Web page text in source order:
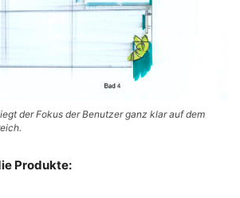
der Fokus der Benutzer ganz klar auf dem
Produkte: